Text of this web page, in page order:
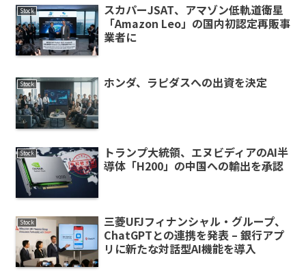
Stock
スカパーJSAT、アマゾン低軌道衛星
「Amazon Leo」の国内初認定再販事
業者に
Stock ホンダ、ラピダスへの出資を決定
Stock
トランプ大統領、エヌビディアのAI半
導体「H200」の中国への輸出を承認
Stock
三菱UFJフィナンシャル・グループ、
ChatGPTとの連携を発表 – 銀行アプ
リに新たな対話型AI機能を導入